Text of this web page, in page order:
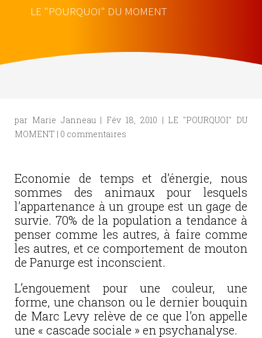
LE "POURQUOI" DU MOMENT
par Marie Janneau| Fév 18, 2010 | LE "POURQUOI" DU
MOMENT | 0 commentaires
Economie de temps et d’énergie, nous
sommes des animaux pour lesquels
l’appartenance à un groupe est un gage de
survie. 70% de la population a tendance à
penser comme les autres, à faire comme
les autres, et ce comportement de mouton
de Panurge est inconscient.
L’engouement pour une couleur, une
forme, une chanson ou le dernier bouquin
de Marc Levy relève de ce que l’on appelle
une « cascade sociale » en psychanalyse.